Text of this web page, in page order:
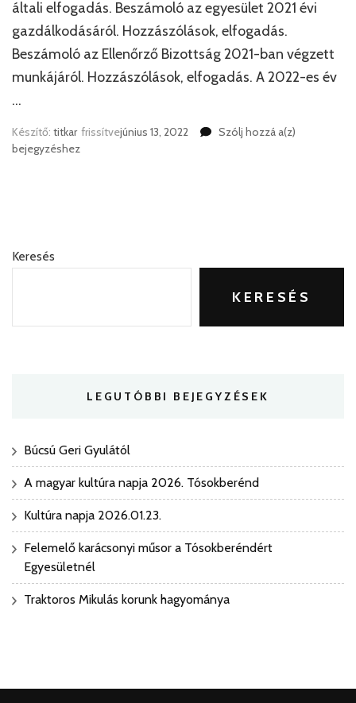
általi elfogadás. Beszámoló az egyesület 2021 évi
gazdálkodásáról. Hozzászólások, elfogadás.
Beszámoló az Ellenőrző Bizottság 2021-ban végzett
munkájáról. Hozzászólások, elfogadás. A 2022-es év
…
Készítő: titkar frissítvejúnius 13, 2022 Szólj hozzá a(z)
bejegyzéshez
Keresés
KERESÉS
LEGUTÓBBI BEJEGYZÉSEK
Búcsú Geri Gyulától
A magyar kultúra napja 2026. Tósokberénd
Kultúra napja 2026.01.23.
Felemelő karácsonyi műsor a Tósokberéndért
Egyesületnél
Traktoros Mikulás korunk hagyománya